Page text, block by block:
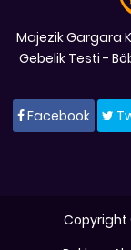
Majezik Gargara
Gebelik Testi -
Facebook
Copyright